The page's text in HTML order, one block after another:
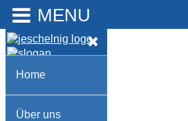
MENU
Home
Über uns